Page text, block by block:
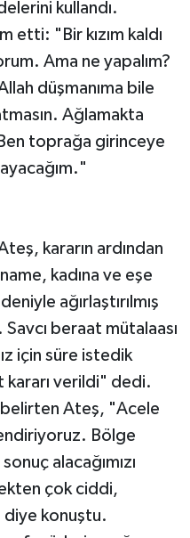
kullandı.
etti: "Bir kızım kaldı
Ama ne yapalım?
düşmanıma bile
Ağlamakta
toprağa girinceye
kararın ardından
kadına ve eşe
ağırlaştırılmış
beraat mütalaası
için süre istedik
verildi" dedi.
belirten Ateş, "Acele
Bölge
alacağımızı
çok ciddi,
konuştu.